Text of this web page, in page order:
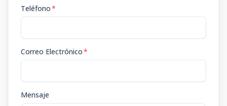
Teléfono*
Correo Electrónico*
Mensaje